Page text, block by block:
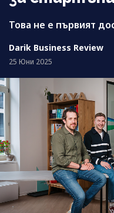
Това не е първият
Darik Business Review
25 Юни 2025